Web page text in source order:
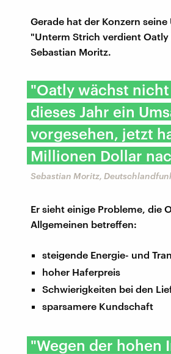
Gerade hat der Konzern
"Unterm Strich verdient
Sebastian Moritz.
"Oatly wächst
dieses Jahr ein
vorgesehen, jetzt
Millionen Dollar
Sebastian Moritz,
Er sieht einige Probleme, die
Allgemeinen betreffen:
steigende Energie- und
hoher Haferpreis
Schwierigkeiten bei den
sparsamere Kundschaft
"Wegen der hohen